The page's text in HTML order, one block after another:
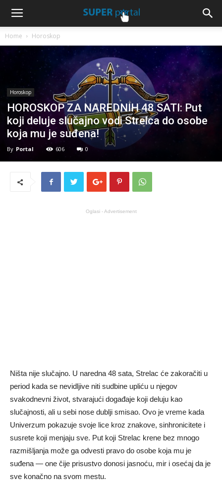
Home Horoskop
Horoskop
HOROSKOP ZA NAREDNIH 48 SATI: Put
koji deluje slučajno vodi Strelca do osobe
koja mu je suđena!
By Portal 606 0
Oglasi - Advertisement
Ništa nije slučajno. U naredna 48 sata, Strelac će zakoračiti u
period kada se nevidljive niti sudbine upliću u njegov
svakodnevni život, stvarajući događaje koji deluju kao
slučajnosti, ali u sebi nose dublji smisao. Ovo je vreme kada
Univerzum pokazuje svoje lice kroz znakove, sinhronicitete i
susrete koji menjaju sve. Put koji Strelac krene bez mnogo
razmišljanja može ga odvesti pravo do osobe koja mu je
suđena — one čije prisustvo donosi jasnoću, mir i osećaj da je
sve konačno na svom mestu.